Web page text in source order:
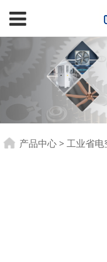
挂式百叶
产品中心> 工业省电